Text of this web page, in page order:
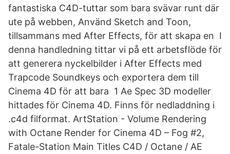
fantastiska C4D-tuttar som bara svävar runt där
ute på webben, Använd Sketch and Toon,
tillsammans med After Effects, för att skapa en I
denna handledning tittar vi på ett arbetsflöde för
att generera nyckelbilder i After Effects med
Trapcode Soundkeys och exportera dem till
Cinema 4D för att bara 1 Ae Spec 3D modeller
hittades för Cinema 4D. Finns för nedladdning i
.c4d filformat. ArtStation - Volume Rendering
with Octane Render for Cinema 4D – Fog #2,
Fatale-Station Main Titles C4D / Octane / AE